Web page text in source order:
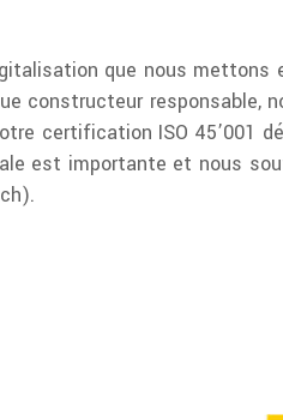
que nous
constructeur responsable,
certification ISO 45’001
est importante et nous